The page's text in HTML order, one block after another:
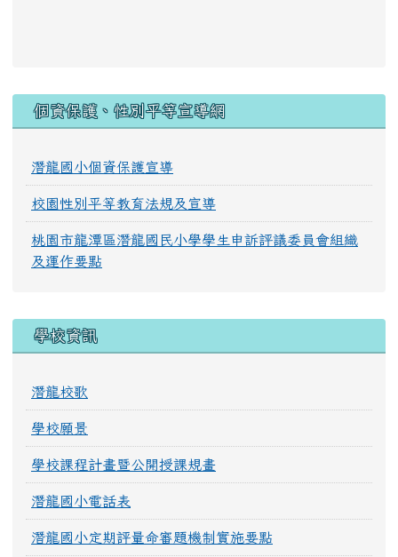
個資保護、性別平等宣導網
潛龍國小個資保護宣導
校園性別平等教育法規及宣導
桃園市龍潭區潛龍國民小學學生申訴評議委員會組織
及運作要點
學校資訊
潛龍校歌
學校願景
學校課程計畫暨公開授課規畫
潛龍國小電話表
潛龍國小定期評量命審題機制實施要點